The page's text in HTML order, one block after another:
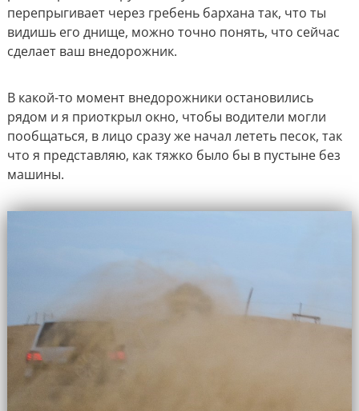
перепрыгивает через гребень бархана так, что ты
видишь его днище, можно точно понять, что сейчас
сделает ваш внедорожник.
В какой-то момент внедорожники остановились
рядом и я приоткрыл окно, чтобы водители могли
пообщаться, в лицо сразу же начал лететь песок, так
что я представляю, как тяжко было бы в пустыне без
машины.